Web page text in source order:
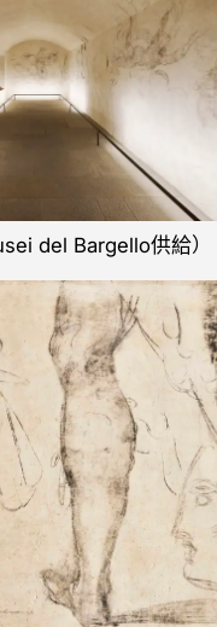
del Bargello供給）